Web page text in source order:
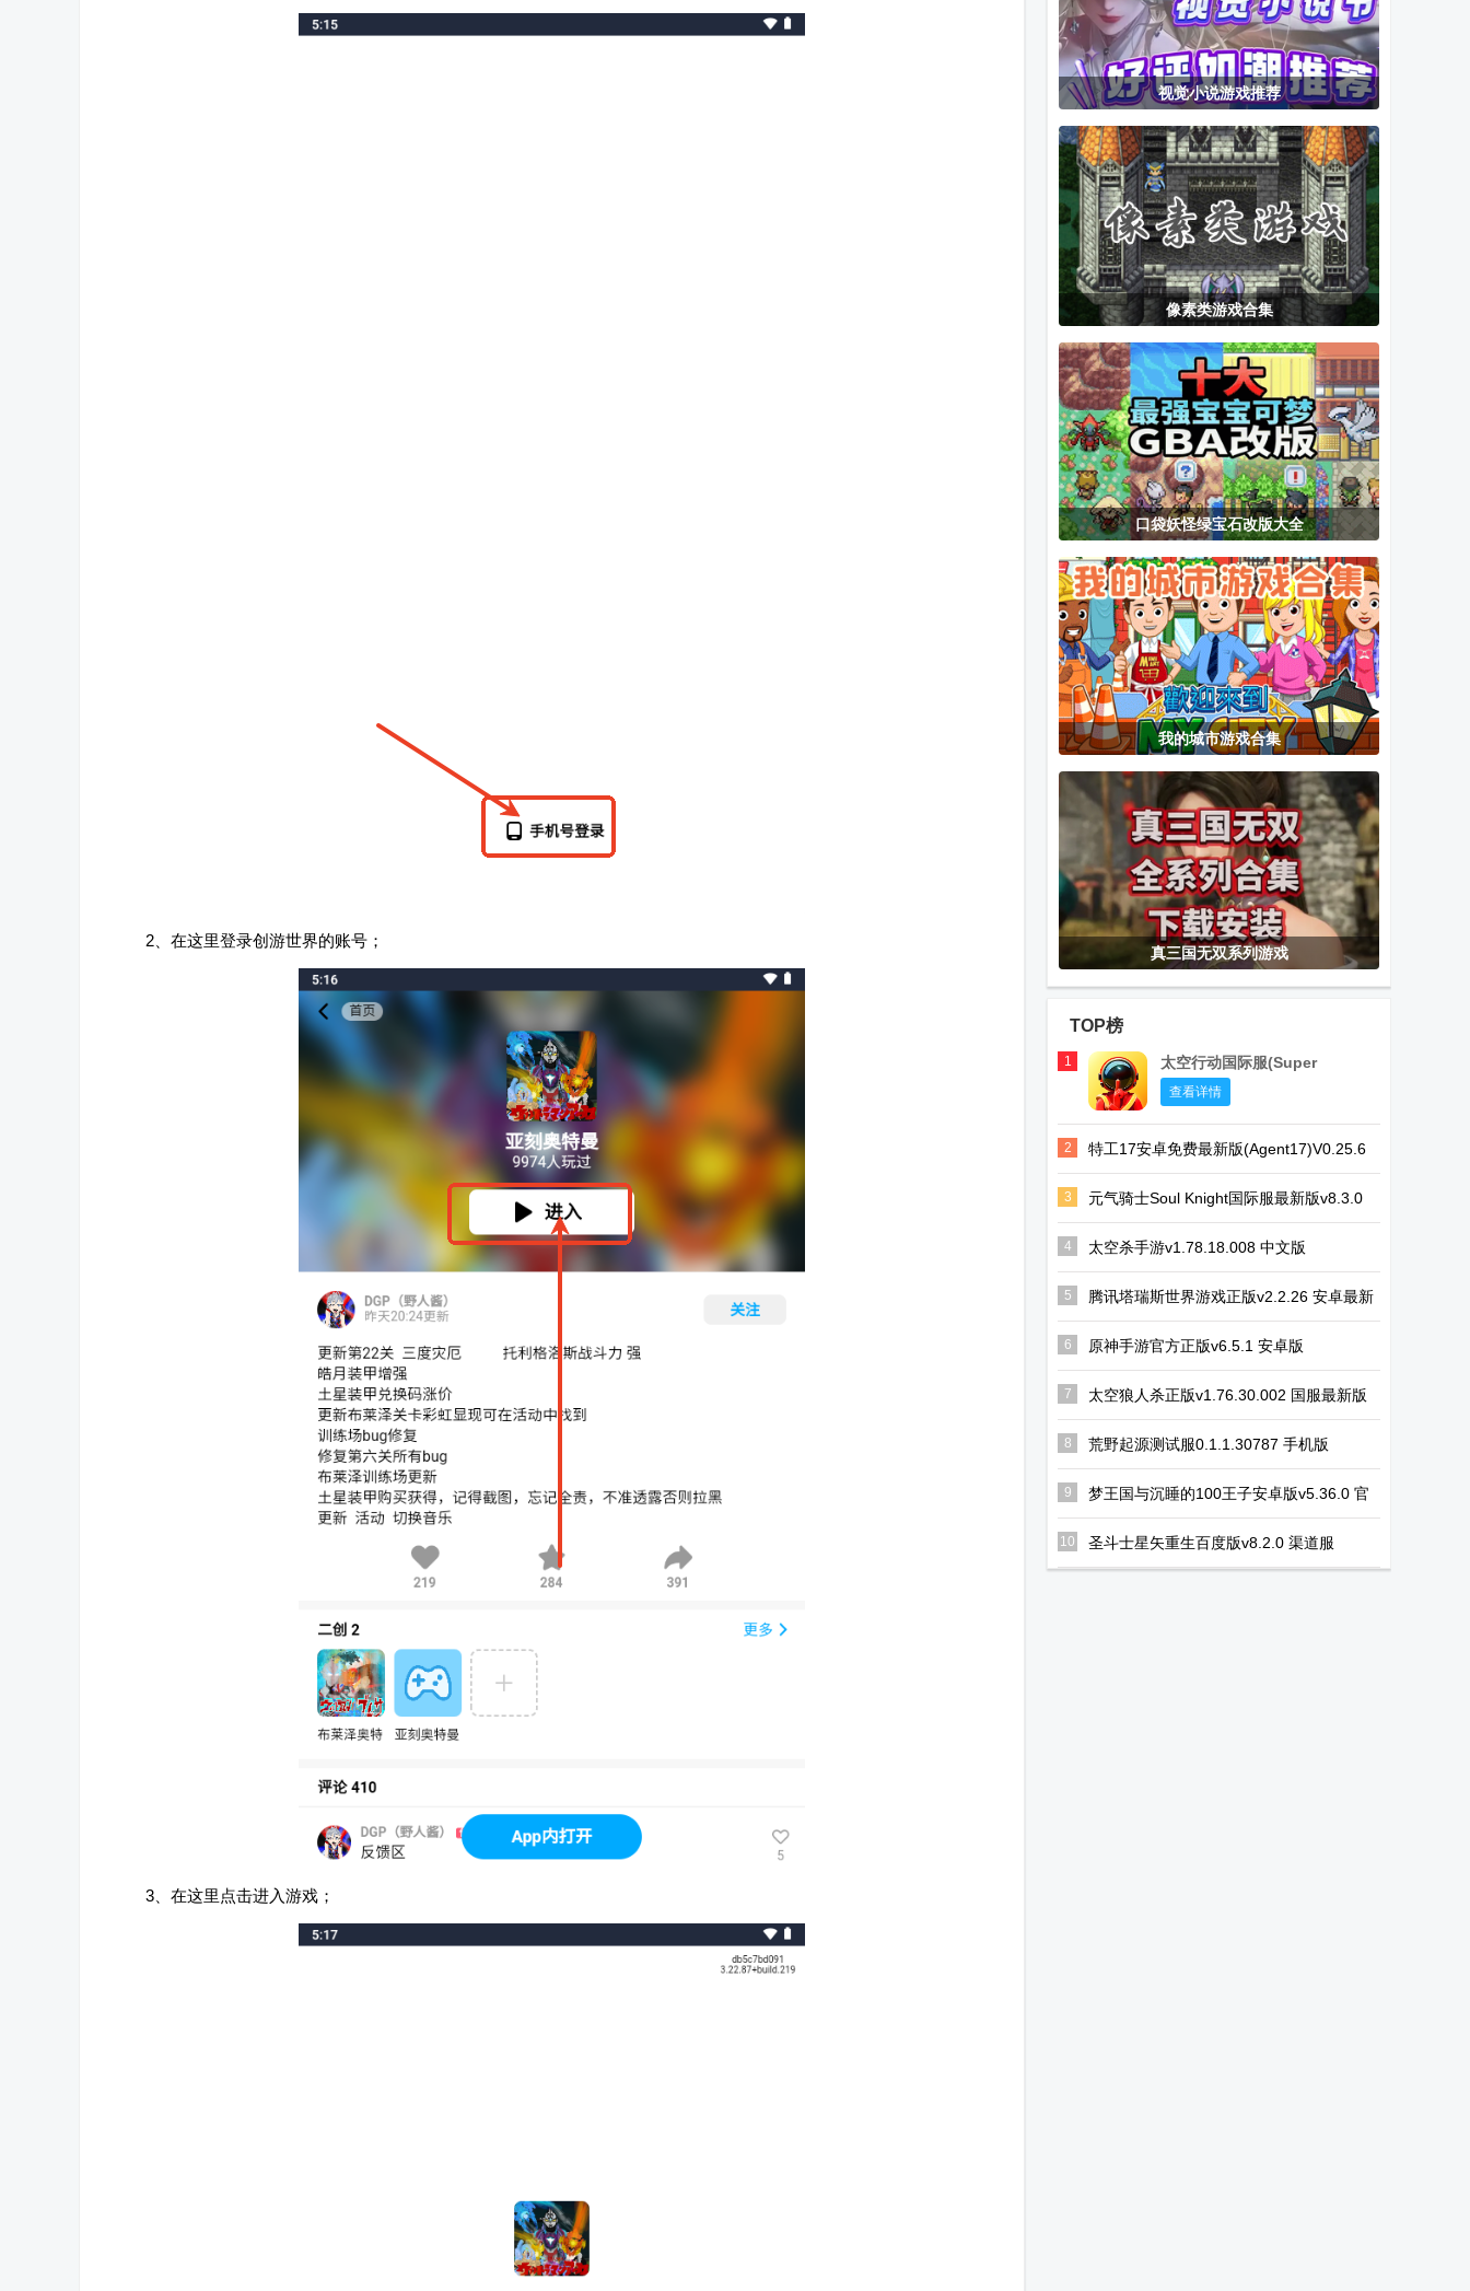
2、在这里登录创游世界的账号；
3、在这里点击进入游戏；
版
怪物也疯狂
(MonstrousMadness)
十三机兵防卫
圈switch移植
版
武道江湖游戏
最新版
口袋妖怪-梦的
光点4.0
领主争霸手机
版
Minecraft我的
世界Beta版
见习驱魔人免
广告版
古墓丽影9手
机版
暗夜骑士边境
战争修改版
(Nighty
Knight)
视觉小说游戏推荐
像素类游戏合集
口袋妖怪绿宝石改版大全
我的城市游戏合集
真三国无双系列游戏
TOP榜
1
太空行动国际服(Super
Sus)
查看详情
2
特工17安卓免费最新版(Agent17)V0.25.6
安卓版
3
元气骑士Soul Knight国际服最新版v8.3.0
安卓最新版
4 太空杀手游v1.78.18.008 中文版
5
腾讯塔瑞斯世界游戏正版v2.2.26 安卓最新
版
6 原神手游官方正版v6.5.1 安卓版
7 太空狼人杀正版v1.76.30.002 国服最新版
8 荒野起源测试服0.1.1.30787 手机版
9
梦王国与沉睡的100王子安卓版v5.36.0 官
方版
10 圣斗士星矢重生百度版v8.2.0 渠道服